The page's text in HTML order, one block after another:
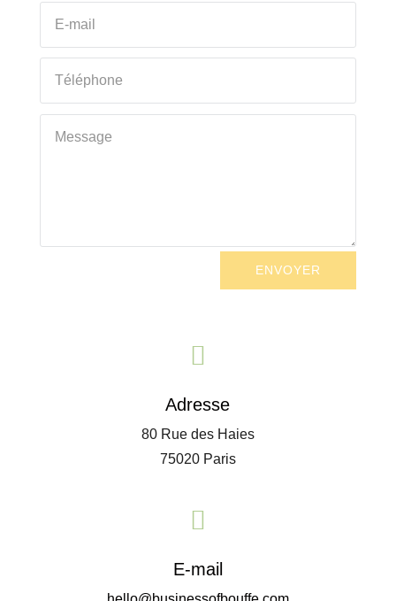
ENVOYER

Adresse
80 Rue des Haies
75020 Paris

E-mail